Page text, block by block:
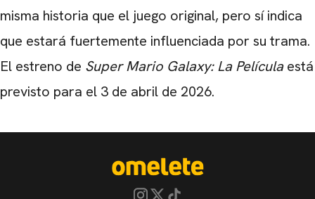
misma historia que el juego original, pero sí indica
que estará fuertemente influenciada por su trama.
El estreno de Super Mario Galaxy: La Películaestá
previsto para el 3 de abril de 2026.